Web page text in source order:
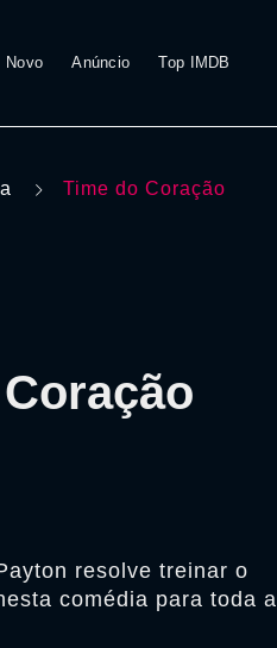
Novo Anúncio Top IMDB
Time do Coração
resolve treinar o
comédia para toda a